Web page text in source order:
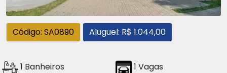
Código: SA0890 Aluguel: R$ 1.044,00
1 Banheiros
1 Vagas